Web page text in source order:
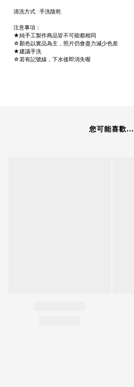
清洗方式 : 手洗陰乾
注意事項：
★純手工製作商品皆不可能都相同
☆顏色以實品為主，照片仍會盡力減少色差
★建議手洗
☆若有記號線，下水後即消失喔
您可能喜歡...